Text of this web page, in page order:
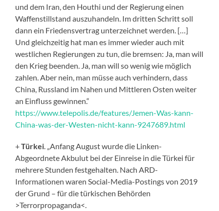
und dem Iran, den Houthi und der Regierung einen
Waffenstillstand auszuhandeln. Im dritten Schritt soll
dann ein Friedensvertrag unterzeichnet werden. […]
Und gleichzeitig hat man es immer wieder auch mit
westlichen Regierungen zu tun, die bremsen: Ja, man will
den Krieg beenden. Ja, man will so wenig wie möglich
zahlen. Aber nein, man müsse auch verhindern, dass
China, Russland im Nahen und Mittleren Osten weiter
an Einfluss gewinnen.“
https://www.telepolis.de/features/Jemen-Was-kann-
China-was-der-Westen-nicht-kann-9247689.html
+Türkei . „Anfang August wurde die Linken-
Abgeordnete Akbulut bei der Einreise in die Türkei für
mehrere Stunden festgehalten. Nach ARD-
Informationen waren Social-Media-Postings von 2019
der Grund – für die türkischen Behörden
>Terrorpropaganda<.